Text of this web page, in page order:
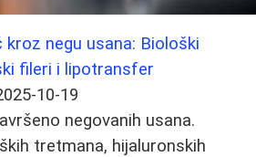
kroz negu usana: Biološki
fileri i lipotransfer
10-19
negovanih usana.
tretmana, hijaluronskih